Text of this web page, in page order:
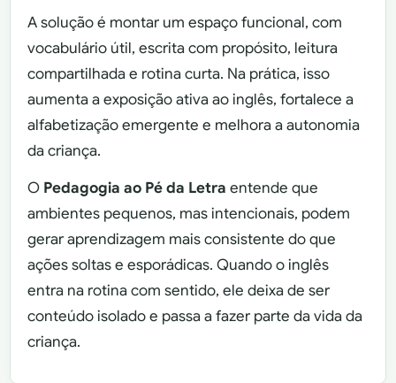
A solução é montar um espaço funcional, com
vocabulário útil, escrita com propósito, leitura
compartilhada e rotina curta. Na prática, isso
aumenta a exposição ativa ao inglês, fortalece a
alfabetização emergente e melhora a autonomia
da criança.
O Pedagogia ao Pé da Letra entende que
ambientes pequenos, mas intencionais, podem
gerar aprendizagem mais consistente do que
ações soltas e esporádicas. Quando o inglês
entra na rotina com sentido, ele deixa de ser
conteúdo isolado e passa a fazer parte da vida da
criança.